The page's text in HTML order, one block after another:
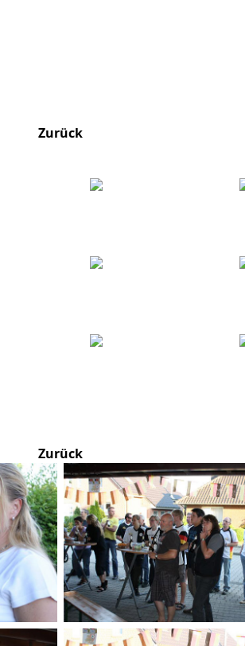
Zurück
Zurück